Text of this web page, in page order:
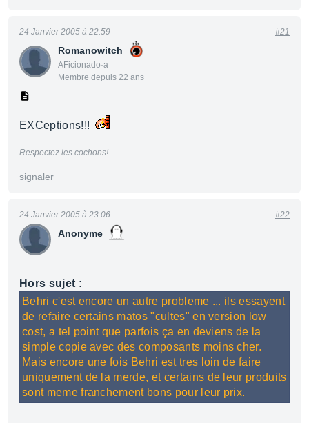
Romanowitch
AFicionado·a
Membre depuis 22 ans
24 Janvier 2005 à 22:59 #21
EXCeptions!!!
Respectez les cochons!
signaler
Anonyme
24 Janvier 2005 à 23:06 #22
Hors sujet :
Behri c'est encore un autre probleme ... ils essayent
de refaire certains matos "cultes" en version low
cost, a tel point que parfois ça en deviens de la
simple copie avec des composants moins cher.
Mais encore une fois Behri est tres loin de faire
uniquement de la merde, et certains de leur produits
sont meme franchement bons pour leur prix.